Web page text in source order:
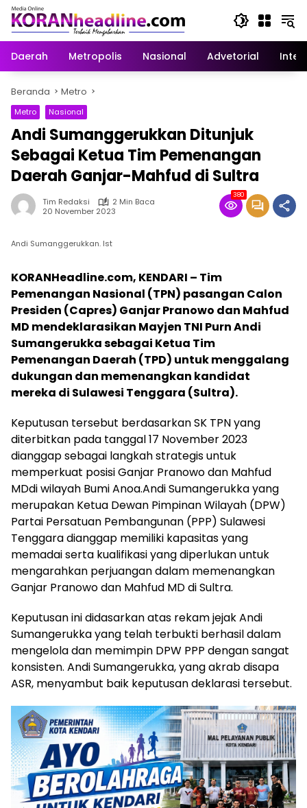
Langsung
konten
Daerah
Metropolis Nasional Advetorial
Beranda Metro
Metro Nasional
Andi Sumanggerukkan Ditunjuk
Sebagai Ketua Tim Pemenangan
Daerah Ganjar-Mahfud di Sultra
Tim Redaksi
2 Min Baca
20 November 2023
380
Andi Sumanggerukkan. Ist
KORANHeadline.com, KENDARI – Tim
Pemenangan Nasional (TPN) pasangan Calon
Presiden (Capres) Ganjar Pranowo dan Mahfud
MD mendeklarasikan Mayjen TNI Purn Andi
Sumangerukka sebagai Ketua Tim
Pemenangan Daerah (TPD) untuk menggalang
dukungan dan memenangkan kandidat
mereka di Sulawesi Tenggara (Sultra).
Keputusan tersebut berdasarkan SK TPN yang
diterbitkan pada tanggal 17 November 2023
dianggap sebagai langkah strategis untuk
memperkuat posisi Ganjar Pranowo dan Mahfud
MDdi wilayah Bumi Anoa.Andi Sumangerukka yang
merupakan Ketua Dewan Pimpinan Wilayah (DPW)
Partai Persatuan Pembangunan (PPP) Sulawesi
Tenggara dianggap memiliki kapasitas yang
memadai serta kualifikasi yang diperlukan untuk
mengarahkan perjuangan dalam memenangkan
Ganjar Pranowo dan Mahfud MD di Sultra.
Keputusan ini didasarkan atas rekam jejak Andi
Sumangerukka yang telah terbukti berhasil dalam
mengelola dan memimpin DPW PPP dengan sangat
konsisten. Andi Sumangerukka, yang akrab disapa
ASR, menyambut baik keputusan deklarasi tersebut.